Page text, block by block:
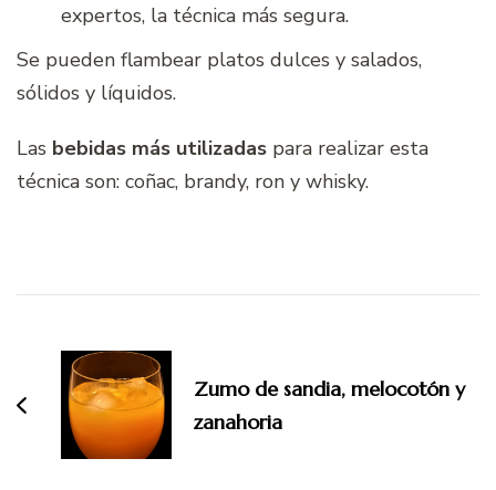
expertos, la técnica más segura.
Se pueden flambear platos dulces y salados,
sólidos y líquidos.
Las bebidas más utilizadas para realizar esta
técnica son: coñac, brandy, ron y whisky.
entradas
Zumo de sandia, melocotón y
zanahoria